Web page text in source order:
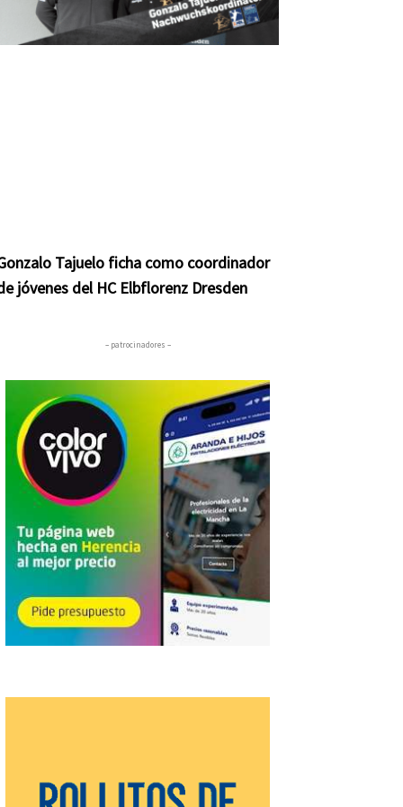
Tajuelo ficha como coordinador
jóvenes del HC Elbflorenz Dresden
– patrocinadores –